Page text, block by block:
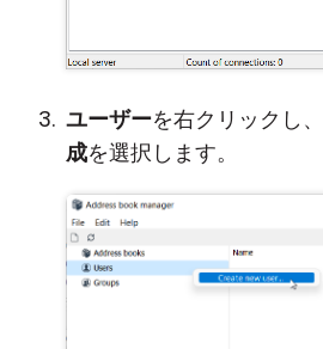
ユーザーを右クリックし、
成を選択します。